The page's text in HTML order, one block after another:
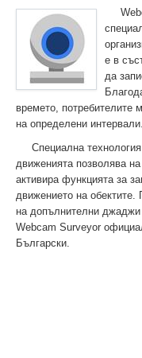
е в
да
времето, потребителите
на определени интервали.
Специална
движенията позволява
активира функцията за
движението на
на допълнителни
Webcam Surveyor
Български.